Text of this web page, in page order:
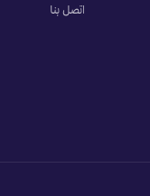
اتصل بنا